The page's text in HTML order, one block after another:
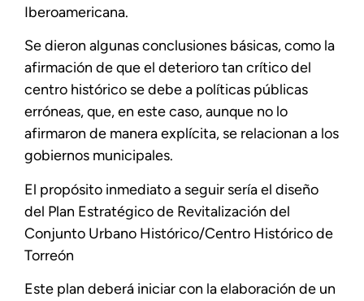
Iberoamericana.
Se dieron algunas conclusiones básicas, como la
afirmación de que el deterioro tan crítico del
centro histórico se debe a políticas públicas
erróneas, que, en este caso, aunque no lo
afirmaron de manera explícita, se relacionan a los
gobiernos municipales.
El propósito inmediato a seguir sería el diseño
del Plan Estratégico de Revitalización del
Conjunto Urbano Histórico/Centro Histórico de
Torreón
Este plan deberá iniciar con la elaboración de un